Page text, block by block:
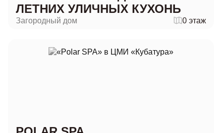
ЛЕТНИХ УЛИЧНЫХ КУХОНЬ
Загородный дом 0 этаж